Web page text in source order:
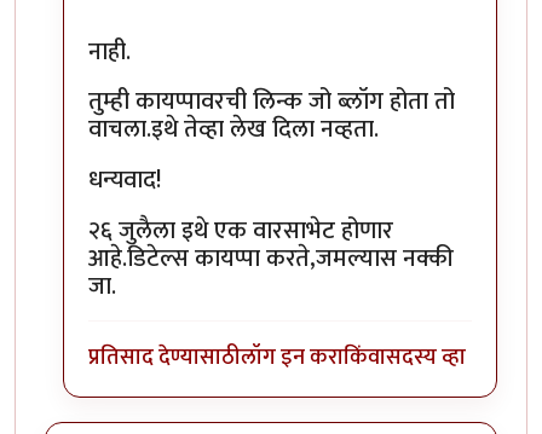
नाही.
तुम्ही कायप्पावरची लिन्क जो ब्लॉग होता तो
वाचला.इथे तेव्हा लेख दिला नव्हता.
धन्यवाद!
२६ जुलैला इथे एक वारसाभेट होणार
आहे.डिटेल्स कायप्पा करते,जमल्यास नक्की
जा.
प्रतिसाद देण्यासाठीलॉग इन कराकिंवासदस्य व्हा